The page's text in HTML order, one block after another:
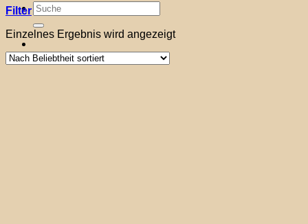
Suche
nach:
Filter
Einzelnes Ergebnis wird angezeigt